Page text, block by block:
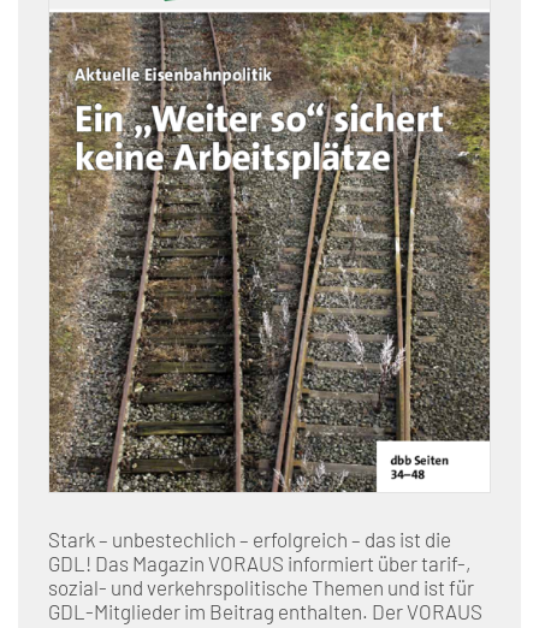
Stark – unbestechlich – erfolgreich – das ist die
GDL! Das Magazin VORAUS informiert über tarif-,
sozial- und verkehrspolitische Themen und ist für
GDL-Mitglieder im Beitrag enthalten. Der VORAUS